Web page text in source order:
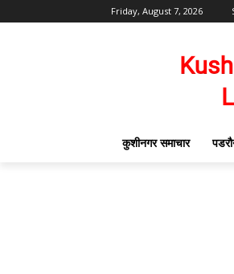
Friday, August 7, 2026
कुशीनगर समाचार